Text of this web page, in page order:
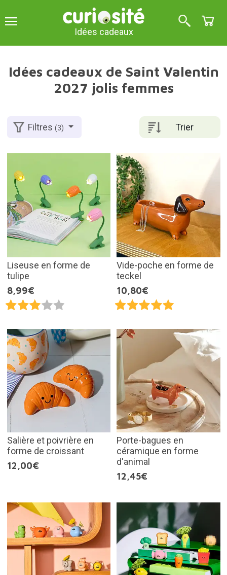
Idées cadeaux
Idées cadeaux de Saint Valentin
2027 jolis femmes
Trier
Filtres(3)
Liseuse en forme de
tulipe
8,99€
Vide-poche en forme de
teckel
10,80€
Salière et poivrière en
forme de croissant
12,00€
Porte-bagues en
céramique en forme
d'animal
12,45€